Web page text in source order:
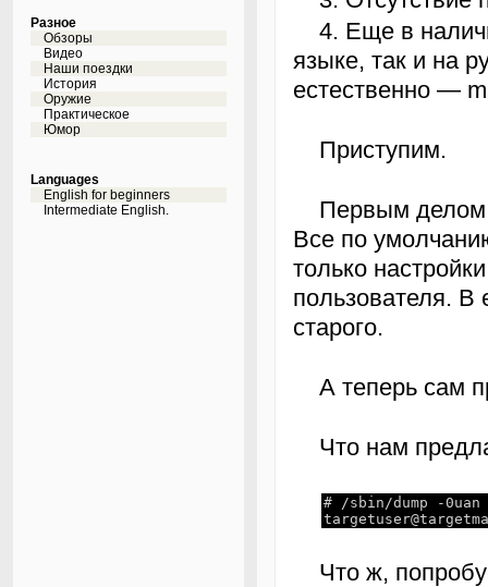
Разное
Обзоры
Видео
Наши поездки
История
Оружие
Практическое
Юмор
Languages
English for beginners
Intermediate English.
4. Еще в наличии handbook, как на родном языке для freebsd
языке, так и на
естественно —
Приступим.
Первым делом на резервной машинке устанавливаю FreeBsd.
Все по
только
пользователя. В
старого.
А теперь сам
Что нам
# /sbin/dump -
targetuser@
Что ж, попробуем запустим. У... как все плохо. И дело не в